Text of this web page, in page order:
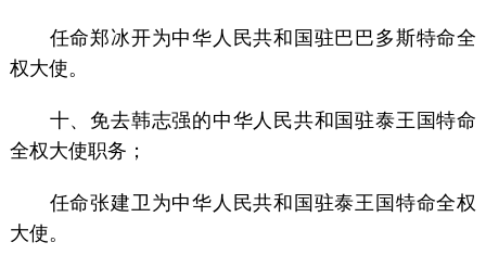
任命郑冰开为中华人民共和国驻巴巴多斯特命全
权大使。
十、免去韩志强的中华人民共和国驻泰王国特命
全权大使职务；
任命张建卫为中华人民共和国驻泰王国特命全权
大使。